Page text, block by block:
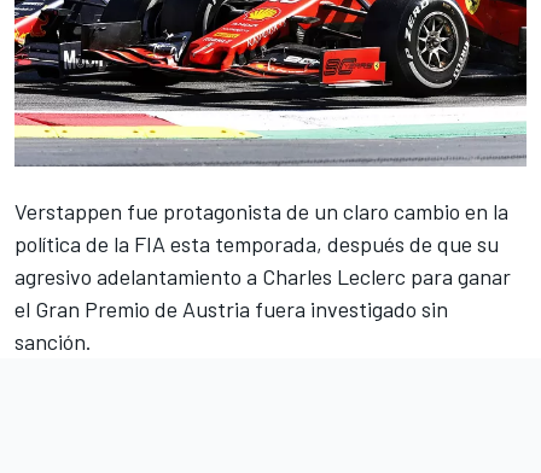
Verstappen fue protagonista de un claro cambio en la
política de la FIA esta temporada, después de que su
agresivo adelantamiento a Charles Leclerc para ganar
el Gran Premio de Austria fuera investigado sin
sanción.